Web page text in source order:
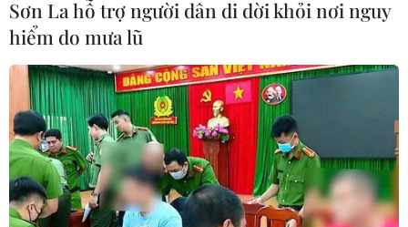
Xem thêm
CƠ QUAN CHỦ QUẢN: THÔNG TẤN XÃ VIỆT NAM
Sơn La hỗ trợ người dân di dời khỏi nơi nguy
hiểm do mưa lũ